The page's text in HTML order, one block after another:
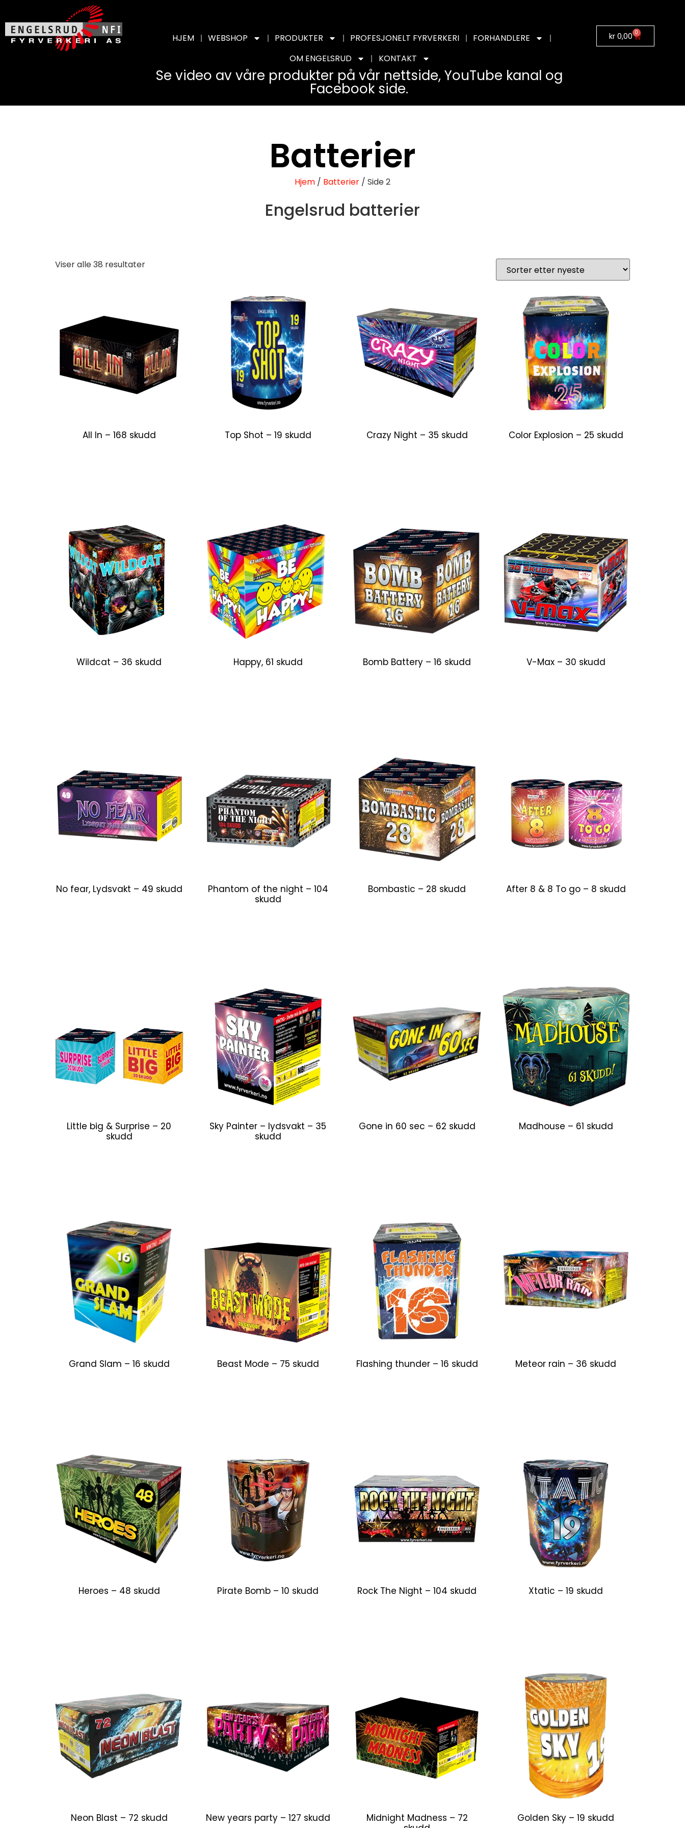
HJEM WEBSHOP PRODUKTER PROFESJONELT FYRVERKERI
FORHANDLERE
OM ENGELSRUD
KONTAKT
Se video av våre produkter på vår nettside, YouTube kanal og
Facebook side.
kr0,00 0
Batterier
Hjem / Batterier / Side 2
Engelsrud batterier
Viser alle 38 resultater
All In – 168 skudd Top Shot – 19 skudd Crazy Night – 35 skudd Color Explosion – 25 skudd
Wildcat – 36 skudd Happy, 61 skudd Bomb Battery – 16 skudd V-Max – 30 skudd
No fear, Lydsvakt – 49 skudd
Phantom of the night – 104
skudd
Bombastic – 28 skudd After 8 & 8 To go – 8 skudd
Little big & Surprise – 20
skudd
Sky Painter – lydsvakt – 35
skudd
Gone in 60 sec – 62 skudd Madhouse – 61 skudd
Grand Slam – 16 skudd Beast Mode – 75 skudd Flashing thunder – 16 skudd Meteor rain – 36 skudd
Heroes – 48 skudd Pirate Bomb – 10 skudd Rock The Night – 104 skudd Xtatic – 19 skudd
Neon Blast – 72 skudd New years party – 127 skudd
Midnight Madness – 72
Golden Sky – 19 skudd